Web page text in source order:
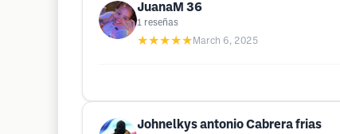
JuanaM 36
1 reseñas
★★★★★ March 6, 2025
Johnelkys antonio Cabrera frias